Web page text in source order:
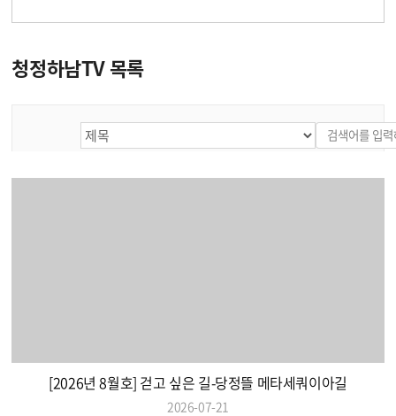
청정하남TV 목록
[2026년 8월호] 걷고 싶은 길-당정뜰 메타세쿼이아길
2026-07-21